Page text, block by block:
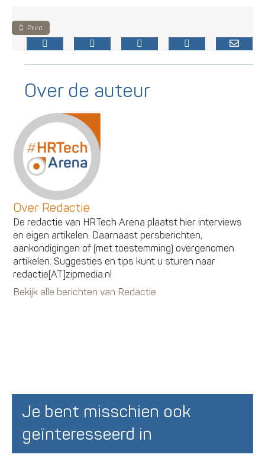
Print
Over de auteur
Over Redactie
De redactie van HRTech Arena plaatst hier interviews
en eigen artikelen. Daarnaast persberichten,
aankondigingen of (met toestemming) overgenomen
artikelen. Suggesties en tips kunt u sturen naar
redactie[AT]zipmedia.nl
Bekijk alle berichten van Redactie
Je bent misschien ook
geïnteresseerd in